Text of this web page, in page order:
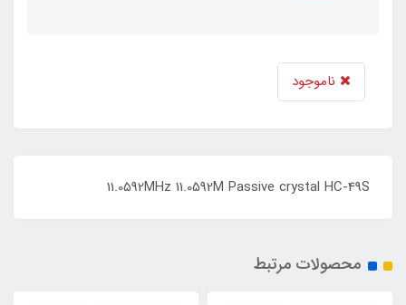
ناموجود
11.0592MHz 11.0592M Passive crystal HC-49S
محصولات مرتبط